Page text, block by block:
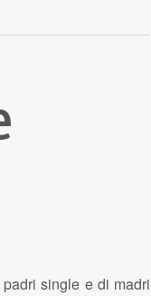
single e di madri